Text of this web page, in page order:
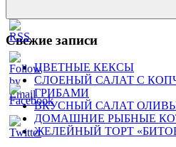
Свежие записи
ЦВЕТНЫЕ КЕКСЫ
СЛОЕНЫЙ САЛАТ С
ГРИБАМИ
ВКУСНЫЙ САЛАТ
ДОМАШНИЕ РЫБНЫЕ
ЖЕЛЕЙНЫЙ ТОРТ